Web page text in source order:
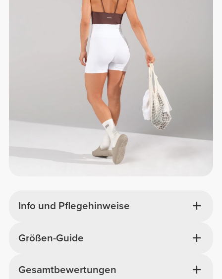
Info und Pflegehinweise
Gesamtbewertungen
Größen-Guide